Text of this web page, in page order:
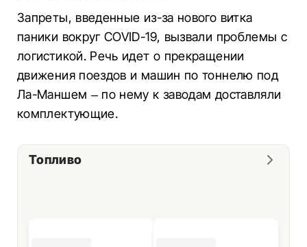
Запреты, введенные из-за нового витка
паники вокруг COVID-19, вызвали проблемы с
логистикой. Речь идет о прекращении
движения поездов и машин по тоннелю под
Ла-Маншем – по нему к заводам доставляли
комплектующие.
Топливо